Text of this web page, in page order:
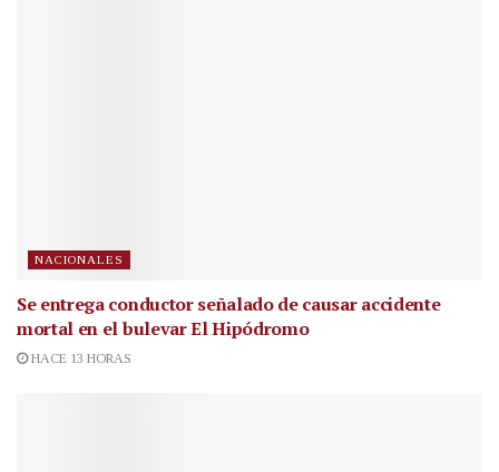
NACIONALES
Se entrega conductor señalado de causar accidente
mortal en el bulevar El Hipódromo
HACE 13 HORAS